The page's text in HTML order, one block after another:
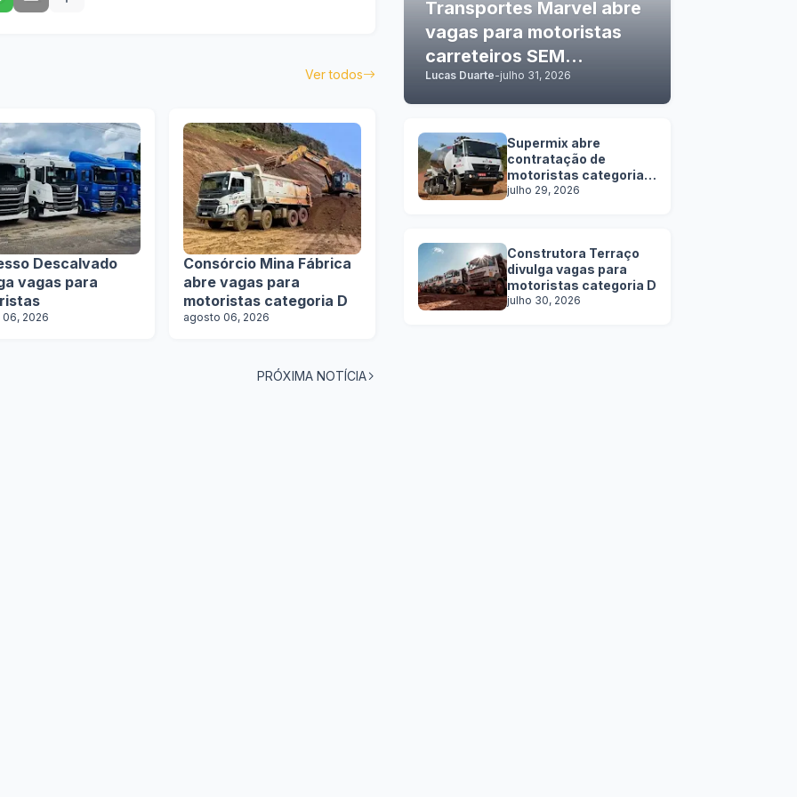
Ver todos
Descalvado
vagas para
2026
Consórcio Mina Fábrica
abre vagas para
motoristas categoria D
agosto 06, 2026
PRÓXIMA NOTÍCIA
Transportes Marvel abre
vagas para motoristas
carreteiros SEM
EXPERIÊNCIA
Lucas Duarte-julho 31, 2026
Supermix abre
contratação de
motoristas categoria
C, D e E
julho 29, 2026
Construtora Terraço
divulga vagas para
motoristas categoria D
julho 30, 2026